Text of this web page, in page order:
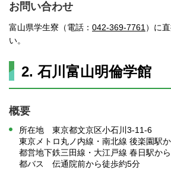
お問い合わせ
富山県学生寮（電話： 042-369-7761）に
い。
2. 石川富山明倫学館
概要
所在地 東京都文京区小石川3-11-6
東京メトロ丸ノ内線・南北線 後楽園駅
都営地下鉄三田線・大江戸線 春日駅か
都バス 伝通院前から徒歩約5分